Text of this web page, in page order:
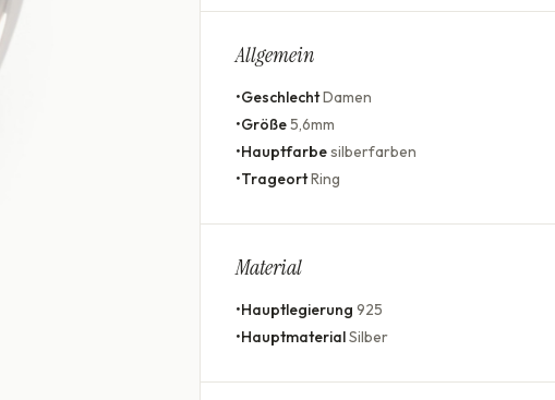
Allgemein
•GeschlechtDamen
•Größe5,6mm
•Hauptfarbesilberfarben
•TrageortRing
Material
•Hauptlegierung 925
•HauptmaterialSilber